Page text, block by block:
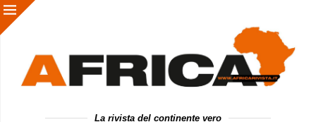
La rivista del continente vero